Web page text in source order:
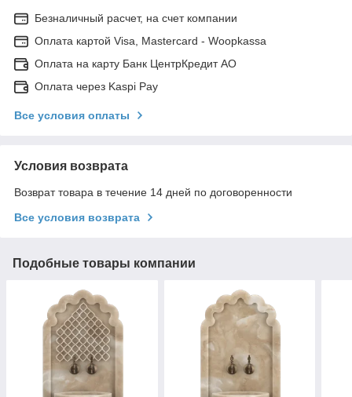
Безналичный расчет, на счет компании
Оплата картой Visa, Mastercard - Woopkassa
Оплата на карту Банк ЦентрКредит АО
Оплата через Kaspi Pay
Все условия оплаты
Условия возврата
Возврат товара в течение 14 дней по договоренности
Все условия возврата
Подобные товары компании